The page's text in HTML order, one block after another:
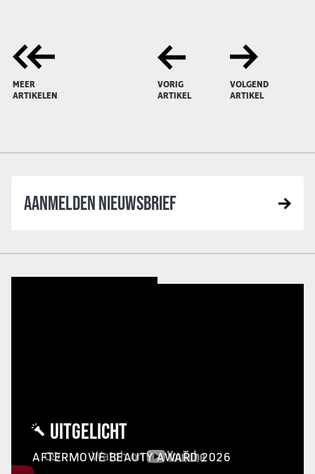
MEER
ARTIKELEN
VORIG
ARTIKEL
VOLGEND
ARTIKEL
AANMELDEN NIEUWSBRIEF
UITGELICHT
AFTERMOVIE BEAUTY AWARD 2026